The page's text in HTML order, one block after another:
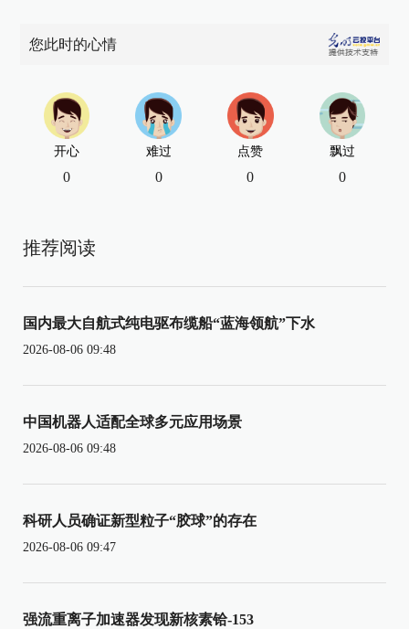
您此时的心情
开心
0
难过
0
点赞
0
飘过
0
推荐阅读
国内最大自航式纯电驱布缆船“蓝海领航”下水
2026-08-06 09:48
中国机器人适配全球多元应用场景
2026-08-06 09:48
科研人员确证新型粒子“胶球”的存在
2026-08-06 09:47
强流重离子加速器发现新核素铪-153